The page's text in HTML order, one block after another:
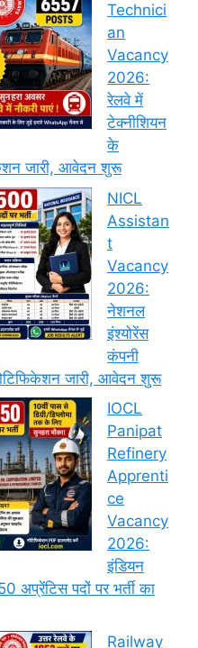
Technici
an
Vacancy
2026:
रेलवे में
टेक्नीशियन
के
जारी, आवेदन शुरू
NICL
Assistan
t
Vacancy
2026:
नेशनल
इंश्योरेंस
कंपनी
जारी, आवेदन शुरू
IOCL
Panipat
Refinery
Apprenti
ce
Vacancy
2026:
इंडियन
अप्रेंटिस पदों पर भर्ती का
Railway